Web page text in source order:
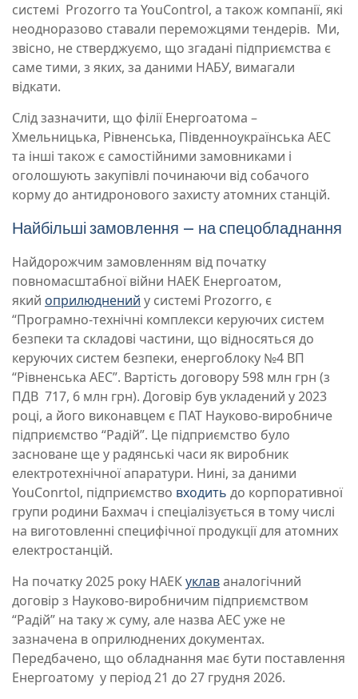
системі Prozorro та YouControl, а також компанії, які
неодноразово ставали переможцями тендерів. Ми,
звісно, не стверджуємо, що згадані підприємства є
саме тими, з яких, за даними НАБУ, вимагали
відкати.
Слід зазначити, що філії Енергоатома –
Хмельницька, Рівненська, Південноукраїнська АЕС
та інші також є самостійними замовниками і
оголошують закупівлі починаючи від собачого
корму до антидронового захисту атомних станцій.
Найбільші замовлення – на спецобладнання
Найдорожчим замовленням від початку
повномасштабної війни НАЕК Енергоатом,
який оприлюднений у системі Prozorro, є
“Програмно-технічні комплекси керуючих систем
безпеки та складові частини, що відносяться до
керуючих систем безпеки, енергоблоку №4 ВП
“Рівненська АЕС”. Вартість договору 598 млн грн (з
ПДВ 717, 6 млн грн). Договір був укладений у 2023
році, а його виконавцем є ПАТ Науково-виробниче
підприємство “Радій”. Це підприємство було
засноване ще у радянські часи як виробник
електротехнічної апаратури. Нині, за даними
YouConrtol, підприємство входить до корпоративної
групи родини Бахмач і спеціалізується в тому числі
на виготовленні специфічної продукції для атомних
електростанцій.
На початку 2025 року НАЕКуклаваналогічний
договір з Науково-виробничим підприємством
“Радій” на таку ж суму, але назва АЕС уже не
зазначена в оприлюднених документах.
Передбачено, що обладнання має бути поставлення
Енергоатому у період 21 до 27 грудня 2026.